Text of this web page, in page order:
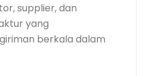
supplier, dan
yang
berkala dalam